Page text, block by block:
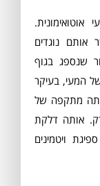
אותם נוגדים
שנספג בגוף
המעי, בעיקר
מתקפה של
אותה דלקת
ויטמינים